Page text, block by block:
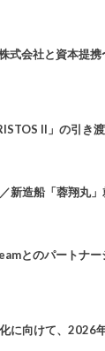
会社と資本提携
II」の引き
新造船「蓉翔丸」
とのパートナ
に向けて、2026